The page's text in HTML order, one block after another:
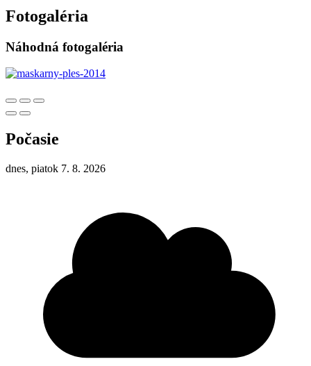
Fotogaléria
Náhodná fotogaléria
Počasie
dnes, piatok 7. 8. 2026